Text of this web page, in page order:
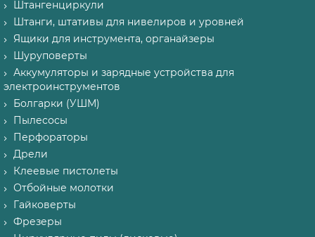
Штангенциркули
Штанги, штативы для нивелиров и уровней
Ящики для инструмента, органайзеры
Шуруповерты
Аккумуляторы и зарядные устройства для
электроинструментов
Болгарки (УШМ)
Пылесосы
Перфораторы
Дрели
Клеевые пистолеты
Отбойные молотки
Гайковерты
Фрезеры